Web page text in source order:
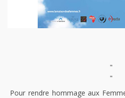
"
"
Pour rendre hommage aux